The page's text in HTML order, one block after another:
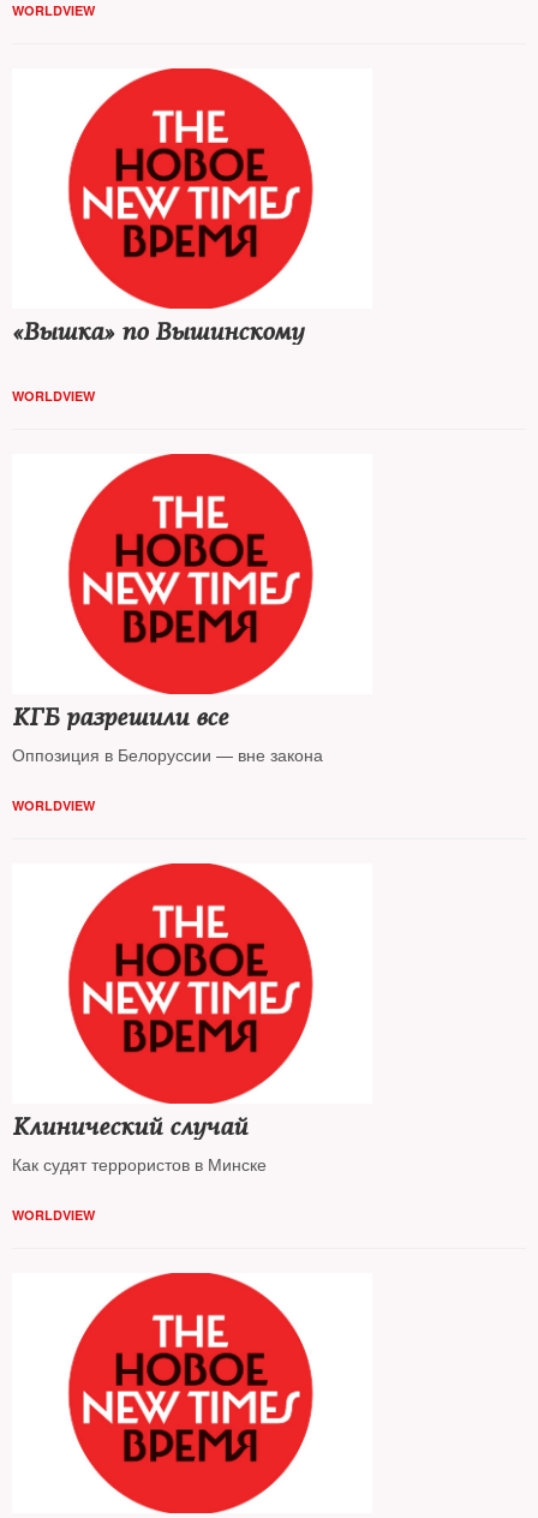
WORLDVIEW
«Вышка» по Вышинскому
WORLDVIEW
КГБ разрешили все
Оппозиция в Белоруссии — вне закона
WORLDVIEW
Клинический случай
Как судят террористов в Минске
WORLDVIEW